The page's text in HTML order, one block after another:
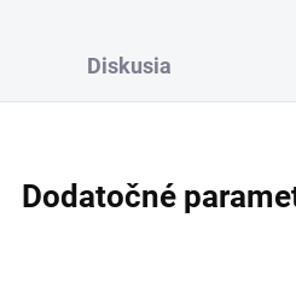
Diskusia
Dodatočné